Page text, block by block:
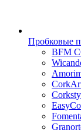
Пробковые
BFM